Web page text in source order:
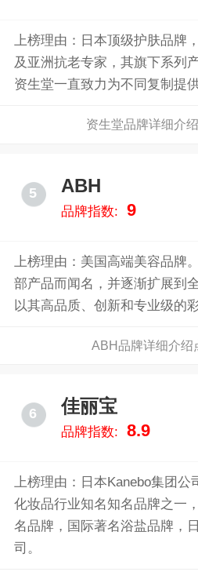
上榜理由：日本顶级护肤品牌
及亚洲抗老专家，其旗下系列
资生堂一直致力为不同复制提
资生堂品牌详细介
5 ABH
品牌指数: 9
上榜理由：美国高端美容品牌
部产品而闻名，并逐渐扩展到
以其高品质、创新和专业级的
ABH品牌详细介绍
6 佳丽宝
品牌指数: 8.9
上榜理由：日本Kanebo集团公
化妆品行业知名知名品牌之一
名品牌，国际著名浴盐品牌，
司。